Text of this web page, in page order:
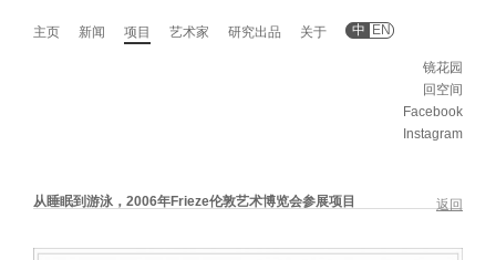
主页 新闻 项目 艺术家 研究出品 关于 中 EN
镜花园
回空间
Facebook
Instagram
返回
从睡眠到游泳，2006年Frieze伦敦艺术博览会参展项目